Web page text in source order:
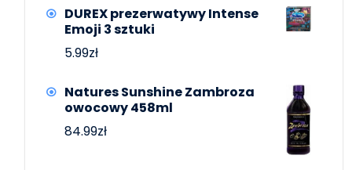
DUREX prezerwatywy Intense
Emoji 3 sztuki
5.99zł
Natures Sunshine Zambroza
owocowy 458ml
84.99zł